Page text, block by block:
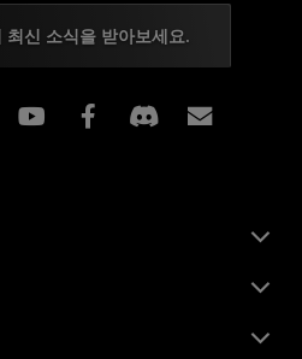
최신 소식을 받아보세요.
Instagram Facebook